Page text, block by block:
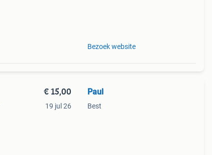
Bezoek website
€ 15,00
19 jul 26
Paul
Best